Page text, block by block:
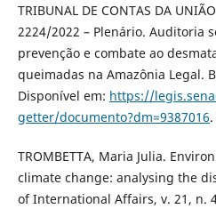
TRIBUNAL DE CONTAS DA
2224/2022 – Plenário. Auditoria
prevenção e combate ao
queimadas na Amazônia Legal.
Disponível em: https://
getter/documento?dm=9387016
TROMBETTA, Maria Julia.
climate change: analysing the
of International Affairs, v. 21, n.